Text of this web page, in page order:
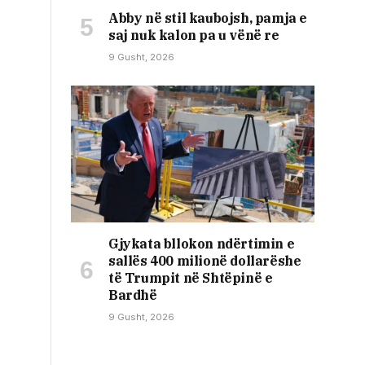
Abby në stil kaubojsh, pamja e
saj nuk kalon pa u vënë re
9 Gusht, 2026
Gjykata bllokon ndërtimin e
sallës 400 milionë dollarëshe
të Trumpit në Shtëpinë e
Bardhë
9 Gusht, 2026